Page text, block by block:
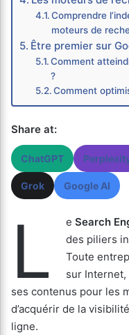
Comprendre
moteurs de
Être premier sur
Comment
?
Comment
Share at:
ChatGPT
Grok Google AI
L e Search
des piliers
Toute
sur Internet,
ses contenus pour les
d’acquérir de la
ligne.